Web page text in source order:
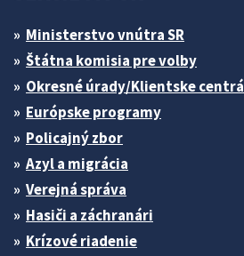
Ministerstvo vnútra SR
Štátna komisia pre volby
Okresné úrady/Klientske centrá
Európske programy
Policajný zbor
Azyl a migrácia
Verejná správa
Hasiči a záchranári
Krízové riadenie